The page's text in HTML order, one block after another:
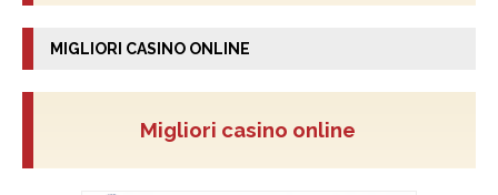
MIGLIORI CASINO ONLINE
Migliori casino online